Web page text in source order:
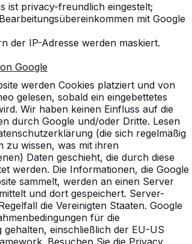
ist privacy-freundlich eingestelt;
mit Google
der IP-Adresse werden maskiert.
Google
werden Cookies platziert und von
gelesen, sobald ein eingebettetes
Wir haben keinen Einfluss auf die
durch Google und/oder Dritte. Lesen
(die sich regelmäßig
zu wissen, was mit ihren
Daten geschieht, die durch diese
werden. Die Informationen, die Google
sammelt, werden an einen Server
und dort gespeichert. Server-
die Vereinigten Staaten. Google
für die
gehalten, einschließlich der EU-US
Besuchen Sie die Privacy
Jeder HeBlad-
Selbstverständlich soll kein
Der Starterpaket umfasst
rot, gelb, blau und grün.
Wir schicken Ihre Bestellung
Sie das Starterpaket mit
und erhalten außerdem
zum Beispiel auch für Schläger